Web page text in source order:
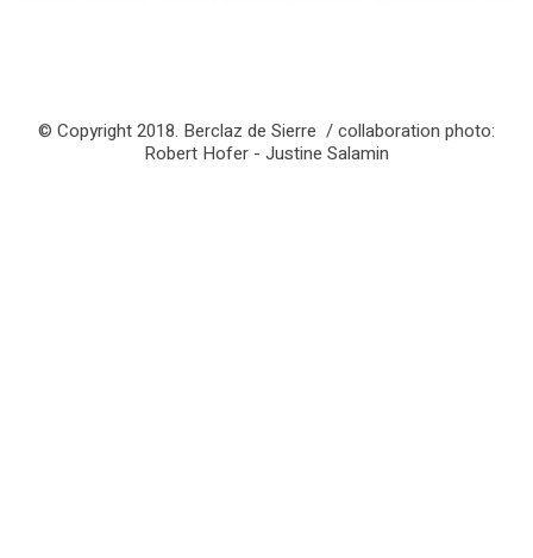
© Copyright 2018. Berclaz de Sierre / collaboration photo:
Robert Hofer - Justine Salamin